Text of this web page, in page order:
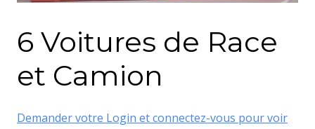
6 Voitures de Race
et Camion
Demander votre Login et connectez-vous pour voir